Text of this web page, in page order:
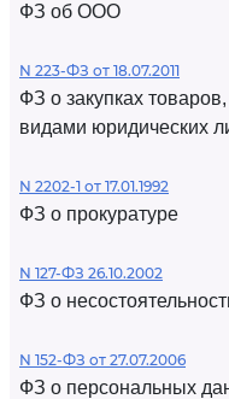
ФЗ об ООО
N 223-ФЗ от 18.07.2011
ФЗ о закупках
видами юридических
N 2202-1 от 17.01.1992
ФЗ о прокуратуре
N 127-ФЗ 26.10.2002
ФЗ о
N 152-ФЗ от 27.07.2006
ФЗ о персональных